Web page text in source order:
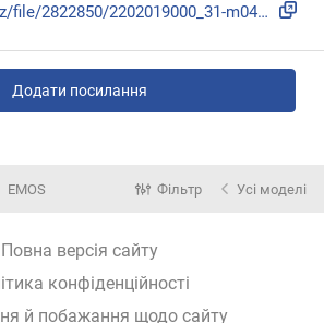
https://www.emos.cz/file/2822850/2202019000_31-m0430_00_01....
Додати посилання
EMOS Фільтр Усі моделі
Повна версія сайту
конфіденційності
й побажання щодо сайту